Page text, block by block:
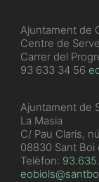
Ajuntament de
Centre de
Carrer del
93 633 34 56
Ajuntament de
La Masia
C/ Pau Claris,
08830 Sant Boi
Telèfon: